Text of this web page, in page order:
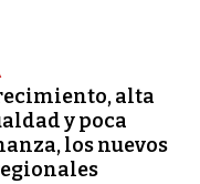
alta
y poca
los nuevos